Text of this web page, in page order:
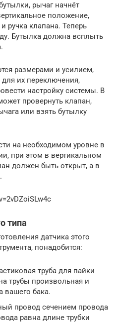
рычаг начнёт
положение,
ручка клапана. Теперь
Бутылка должна всплыть
размерами и усилием,
их переключения,
настройку системы. В
провернуть клапан,
или взять бутылку
на необходимом уровне в
при этом в вертикальном
должен быть открыт, а в
типа
датчика этого
понадобится:
труба для пайки
трубы произвольная и
вашего бака.
провод сечением провода
равна длине трубки